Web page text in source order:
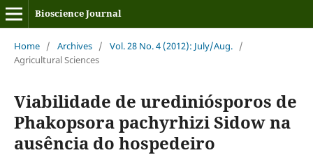
Bioscience Journal
Home / Archives / Vol. 28 No. 4 (2012): July/Aug. /
Agricultural Sciences
Viabilidade de urediniósporos de
Phakopsora pachyrhizi Sidow na
ausência do hospedeiro